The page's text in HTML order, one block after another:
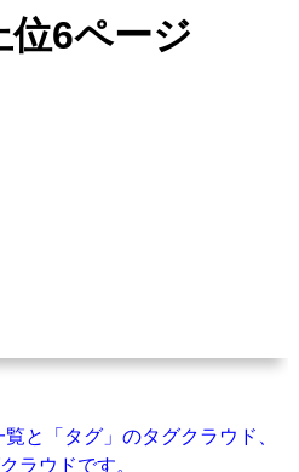
位6ページ
と「タグ」のタグクラウド、
ラウドです。